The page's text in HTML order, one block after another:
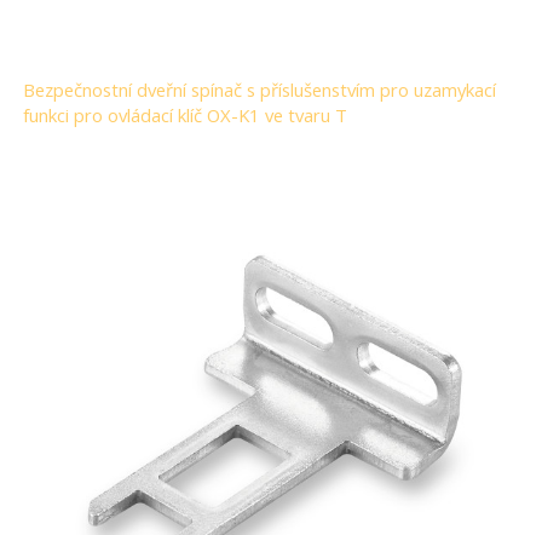
Bezpečnostní dveřní spínač s příslušenstvím pro uzamykací
funkci pro ovládací klíč OX-K1 ve tvaru T